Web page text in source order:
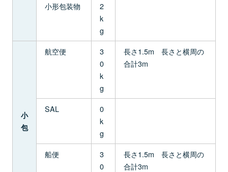
小形包装物
2
k
g
小
包
航空便
3
0
k
g
長さ1.5m 長さと横周の
合計3m
SAL
0
k
g
船便
3
0
長さ1.5m 長さと横周の
合計3m